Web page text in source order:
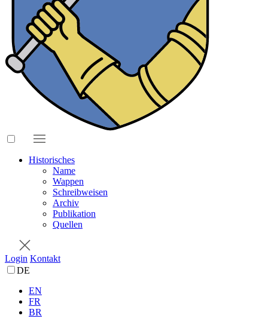
Historisches
Name
Wappen
Schreibweisen
Archiv
Publikation
Quellen
Login Kontakt
DE
EN
FR
BR